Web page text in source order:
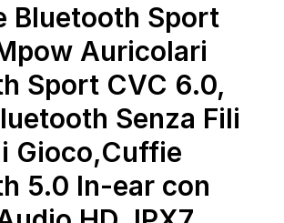
Bluetooth Sport
Auricolari
Sport CVC 6.0,
Senza Fili
Gioco,Cuffie
5.0 In-ear con